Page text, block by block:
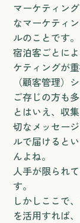
マーケティン
なマーケティ
ルのことです。
宿泊客ごとに
ケティングが
（顧客管理）
ご存じの方も
とはいえ、収
切なメッセー
ルで届けると
んよね。
人手が限られ
す。
しかしここで
を活用すれば